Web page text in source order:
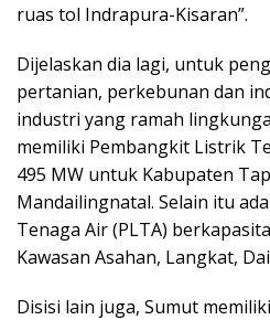
ruas tol Indrapura-Kisaran”.
Dijelaskan dia lagi, untuk
pertanian, perkebunan dan
industri yang ramah
memiliki Pembangkit Listrik
495 MW untuk Kabupaten
Mandailingnatal. Selain itu
Tenaga Air (PLTA)
Kawasan Asahan, Langkat,
Disisi lain juga, Sumut